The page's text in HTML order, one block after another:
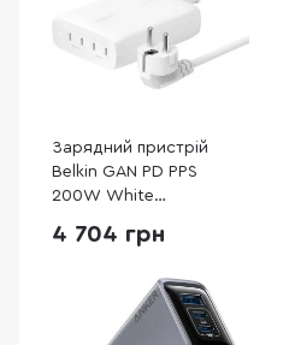
Зарядний пристрій
Belkin GAN PD PPS
200W White
4 704 грн